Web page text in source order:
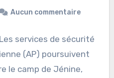
Aucun commentaire
services de sécurité
(AP) poursuivent
le camp de Jénine,